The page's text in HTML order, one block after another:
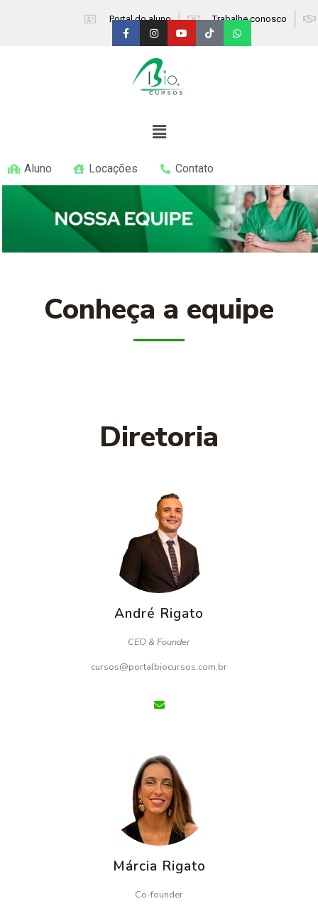
Portal do aluno Trabalhe conosco
Aluno Locações Contato
Conheça a equipe
Diretoria
André Rigato
CEO & Founder
cursos@portalbiocursos.com.br
Márcia Rigato
Co-founder